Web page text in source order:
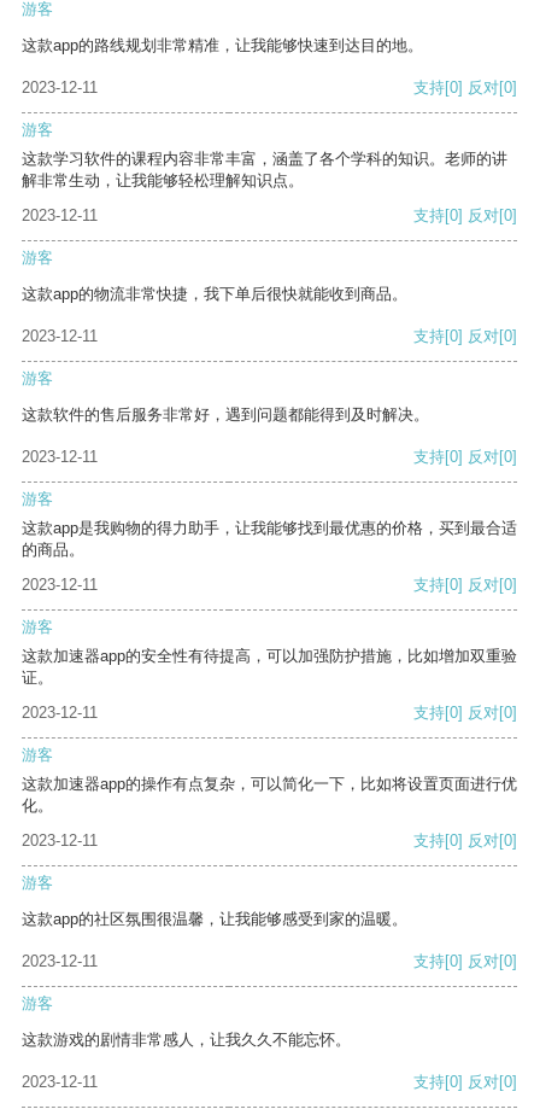
游客
这款app的路线规划非常精准，让我能够快速到达目的地。
2023-12-11 支持[0] 反对[0]
游客
这款学习软件的课程内容非常丰富，涵盖了各个学科的知识。老师的讲
解非常生动，让我能够轻松理解知识点。
2023-12-11
支持[0] 反对[0]
游客
这款app的物流非常快捷，我下单后很快就能收到商品。
2023-12-11 支持[0] 反对[0]
游客
这款软件的售后服务非常好，遇到问题都能得到及时解决。
2023-12-11 支持[0] 反对[0]
游客
这款app是我购物的得力助手，让我能够找到最优惠的价格，买到最合适
的商品。
2023-12-11
支持[0] 反对[0]
游客
这款加速器app的安全性有待提高，可以加强防护措施，比如增加双重验
证。
2023-12-11
支持[0] 反对[0]
游客
这款加速器app的操作有点复杂，可以简化一下，比如将设置页面进行优
化。
2023-12-11
支持[0] 反对[0]
游客
这款app的社区氛围很温馨，让我能够感受到家的温暖。
2023-12-11 支持[0] 反对[0]
游客
这款游戏的剧情非常感人，让我久久不能忘怀。
2023-12-11 支持[0] 反对[0]